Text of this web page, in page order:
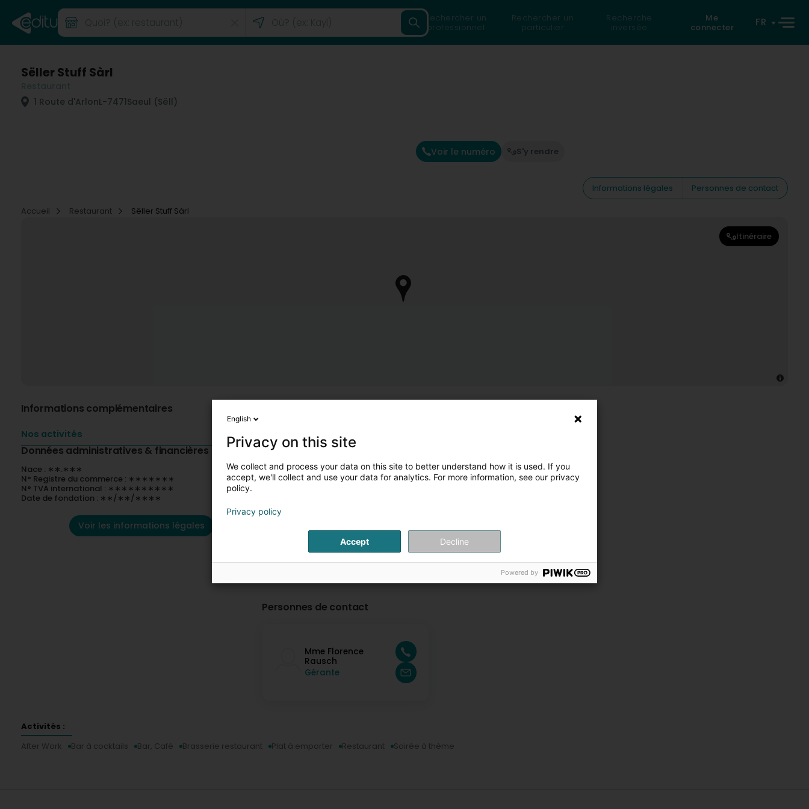
Rechercher un
professionnel
Rechercher un
particulier
Recherche
inversée
Me
connecter
FR
Sëller Stuff Sàrl
1 Route d'ArlonL-7471Saeul (Sëll)
Voir le numéro S'y rendre
Informations légales
Personnes de contact
Accueil
Restaurant Sëller Stuff Sàrl
Itinéraire
Informations complémentaires
Nos activités
Données administratives & financières
Nace : ∗∗.∗∗∗
N° Registre du commerce : ∗∗∗∗∗∗∗
N° TVA international : ∗∗∗∗∗∗∗∗∗∗
Date de fondation : ∗∗/∗∗/∗∗∗∗
Voir les informations légales
Personnes de contact
Mme Florence
Rausch
Gérante
Activités :
After Work
Bar à cocktails Bar, Café Brasserie restaurant Plat à emporter Restaurant Soirée à thème
English
Privacy on this site
We collect and process your data on this site to better understand how it is used. If you
accept, we'll collect and use your data for analytics. For more information, see our privacy
policy.
Privacy policy
Accept Decline
Powered by